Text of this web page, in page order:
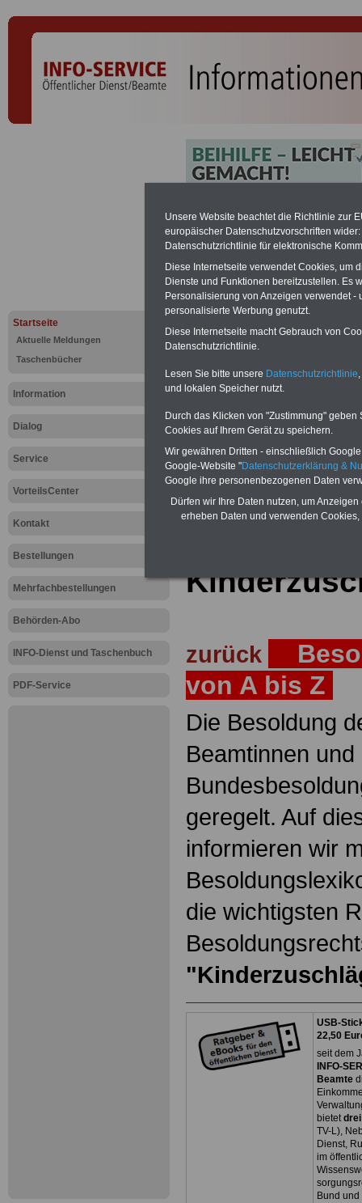
Startseite
Aktuelle Meldungen
Taschenbücher
Information
Dialog
Service
VorteilsCenter
Kontakt
Bestellungen
Mehrfachbestellungen
Behörden-Abo
INFO-Dienst und Taschenbuch
PDF-Service
PDF-SERVICE:Zehn
Beamte zum Komplettpreis von 15
geeignet. Sie können Sie zehn
und ausdrucken:
Wissenswertes
Beihilfe sowieNebentätigkeitsrecht
öffentlichen Dienst>>>mehr
ACHTUNG Nachzahlung für alle
Teilweise 5-stellige Nachzahlungen
Post, Telekom und Postbank)
Hier die
abschließen!
zurück
von A bis Z
Die Besoldung
Beamtinnen
geregelt. Auf
informieren wir
die wichtigsten
USB-
22,50
seit dem
INFO-
Beamte
bietet
TV-L),
Dienst,
im
Bund
Unsere Website beachtet die Richtlinie zur
europäischer Datenschutzvorschriften
Datenschutzrichtlinie für elektronische
Diese Internetseite verwendet Cookies, um
Dienste und Funktionen bereitzustellen. Es
Personalisierung von Anzeigen verwendet
personalisierte Werbung genutzt.
Diese Internetseite macht Gebrauch von
Datenschutzrichtlinie.
Lesen Sie bitte unsere Datenschutzrichtlinie
und lokalen Speicher nutzt.
Durch das Klicken von "Zustimmung"
Cookies auf Ihrem Gerät zu speichern.
Wir gewähren Dritten - einschließlich
Google-Website "Datenschutzerklärung &
Google ihre personenbezogenen Daten
Dürfen wir Ihre Daten nutzen, um
erheben Daten und verwenden